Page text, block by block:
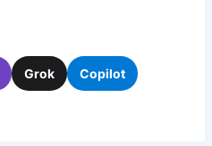
Grok Copilot